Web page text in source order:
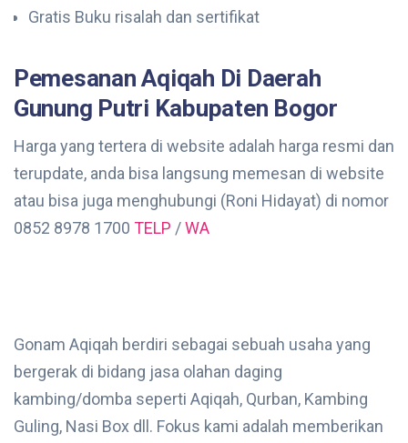
Gratis Buku risalah dan sertifikat
Pemesanan Aqiqah Di Daerah
Gunung Putri Kabupaten Bogor
Harga yang tertera di website adalah harga resmi dan
terupdate, anda bisa langsung memesan di website
atau bisa juga menghubungi (Roni Hidayat) di nomor
0852 8978 1700 TELP /WA
Gonam Aqiqah berdiri sebagai sebuah usaha yang
bergerak di bidang jasa olahan daging
kambing/domba seperti Aqiqah, Qurban, Kambing
Guling, Nasi Box dll. Fokus kami adalah memberikan